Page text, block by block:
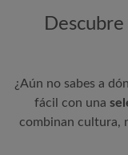
¿Aún no sabes a
fácil con una
combinan cultura,